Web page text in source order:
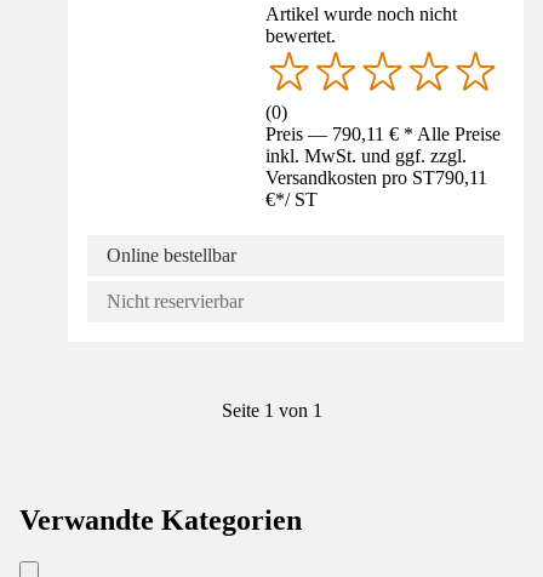
Artikel wurde noch nicht
bewertet.
(0)
Preis — 790,11 € * Alle Preise
inkl. MwSt. und ggf. zzgl.
Versandkosten pro ST790,11
€*/ ST
Online bestellbar
Nicht reservierbar
Seite 1 von 1
Verwandte Kategorien